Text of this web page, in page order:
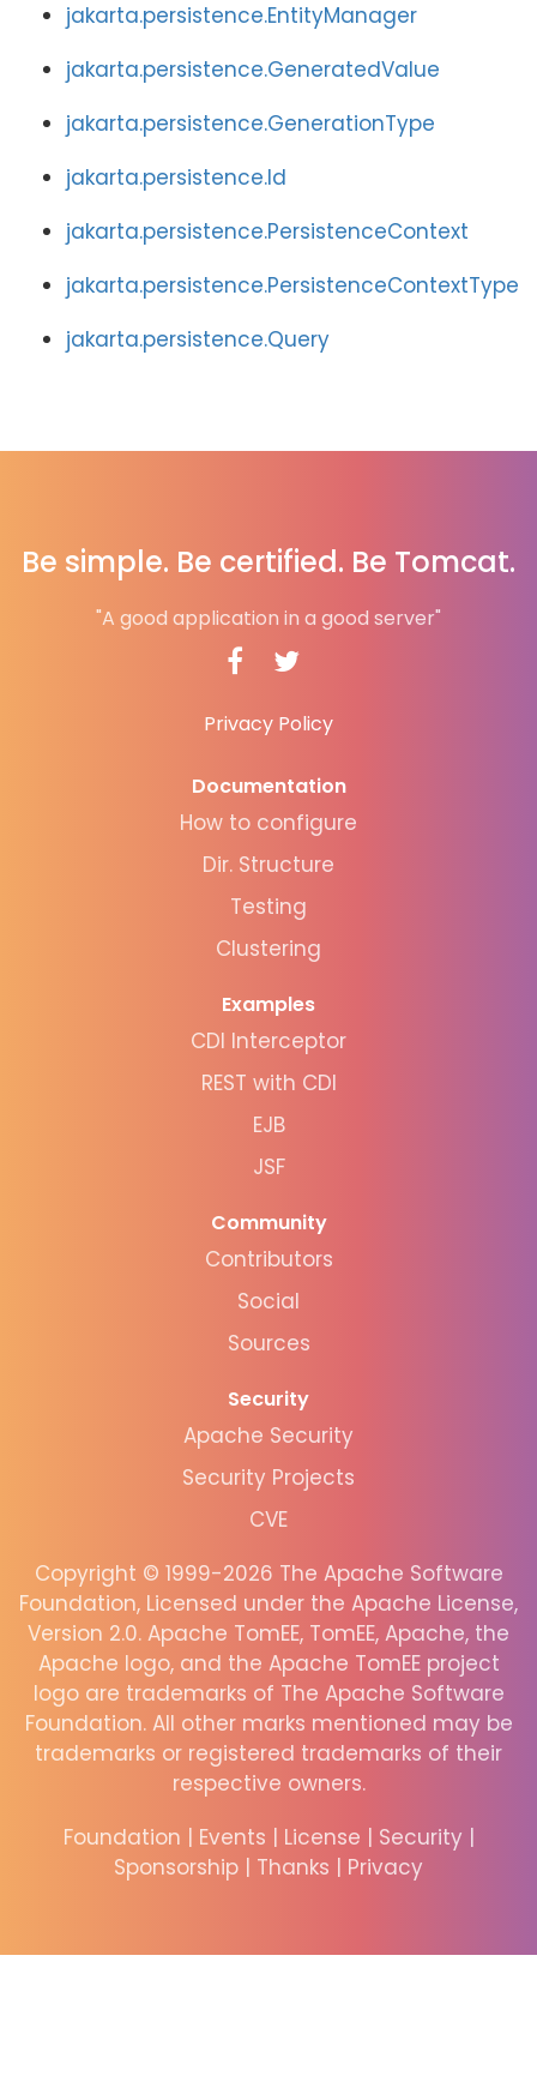
jakarta.persistence.EntityManager
jakarta.persistence.GeneratedValue
jakarta.persistence.GenerationType
jakarta.persistence.Id
jakarta.persistence.PersistenceContext
jakarta.persistence.PersistenceContextType
jakarta.persistence.Query
Be simple. Be certified. Be Tomcat.
"A good application in a good server"
Privacy Policy
Documentation
How to configure
Dir. Structure
Testing
Clustering
Examples
CDI Interceptor
REST with CDI
EJB
JSF
Community
Contributors
Social
Sources
Security
Apache Security
Security Projects
CVE
Copyright © 1999-2026 The Apache Software
Foundation, Licensed under the Apache License,
Version 2.0. Apache TomEE, TomEE, Apache, the
Apache logo, and the Apache TomEE project
logo are trademarks of The Apache Software
Foundation. All other marks mentioned may be
trademarks or registered trademarks of their
respective owners.
Foundation | Events | License | Security |
Sponsorship | Thanks | Privacy